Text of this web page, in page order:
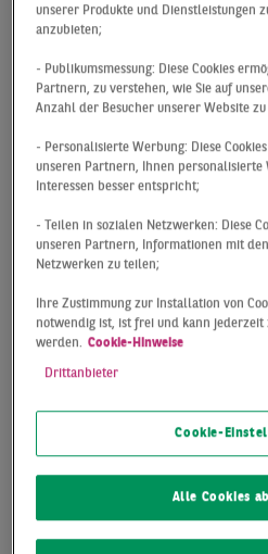
bundesweiten Vergleich kann
prozentualen Anstieg des
zum Vorjahreszeitraum
für diese Entwicklung war
GmbH, welche mit dem
für über 20 % des
sorgte. Des Weiteren gab es
Vertragsabschluss in Q2: Die
6.000 m² am Dortmunder
unserer Produkte und Dienstleistungen
anzubieten;
- Publikumsmessung: Diese Cookies
Partnern, zu verstehen, wie Sie auf
Anzahl der Besucher unserer Website zu
- Personalisierte Werbung: Diese
unseren Partnern, Ihnen personalisierte
Interessen besser entspricht;
- Teilen in sozialen Netzwerken: Diese
unseren Partnern, Informationen mit
Netzwerken zu teilen;
Ihre Zustimmung zur Installation von
notwendig ist, ist frei und kann jederzeit
werden. Cookie-Hinweise
Drittanbieter
Cookie-
Alle Cookies